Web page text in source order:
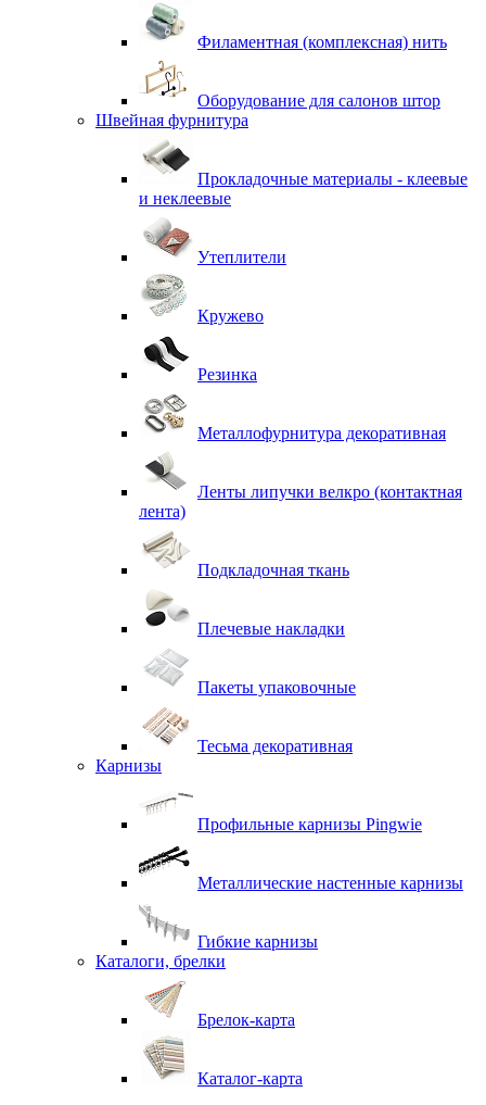
Филаментная (комплексная) нить
Оборудование для салонов штор
Швейная фурнитура
Прокладочные материалы - клеевые
и неклеевые
Утеплители
Кружево
Резинка
Металлофурнитура декоративная
Ленты липучки велкро (контактная
лента)
Подкладочная ткань
Плечевые накладки
Пакеты упаковочные
Тесьма декоративная
Карнизы
Профильные карнизы Pingwie
Металлические настенные карнизы
Гибкие карнизы
Каталоги, брелки
Брелок-карта
Каталог-карта